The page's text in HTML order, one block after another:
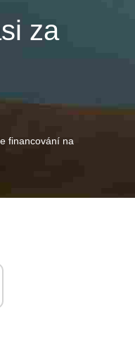
za
financování na